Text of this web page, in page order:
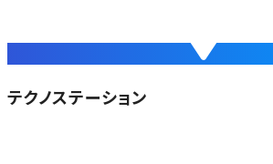
テクノステーション